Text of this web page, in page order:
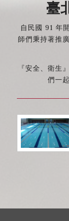
臺
自民國 91 年
師們秉持著推
『安全、衛生
們一